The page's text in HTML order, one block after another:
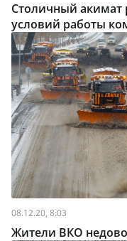
Столичный акимат
условий работы
08.12.20, 8:03
Жители ВКО